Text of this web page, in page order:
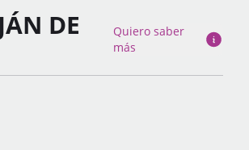
DE
Quiero saber
más